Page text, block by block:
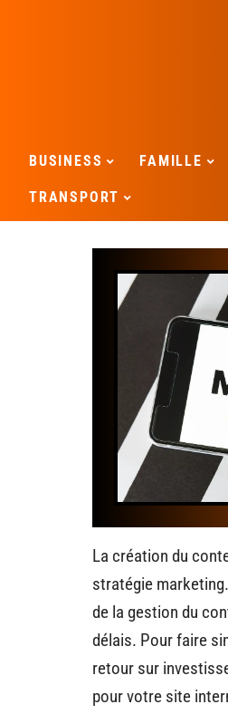
BUSINESS FAMILLE
TRANSPORT
La création du
stratégie
de la gestion du
délais. Pour faire
retour sur
pour votre site